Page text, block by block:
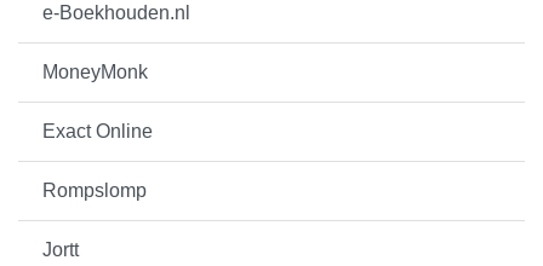
e-Boekhouden.nl
MoneyMonk
Exact Online
Rompslomp
Jortt